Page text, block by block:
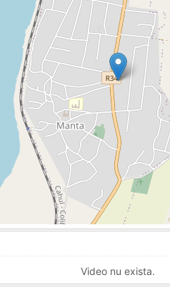
Video nu exista.